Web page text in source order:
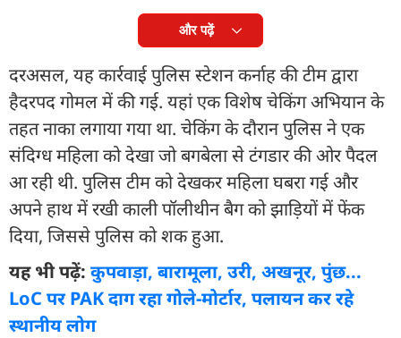
और पढ़ें
दरअसल, यह कार्रवाई पुलिस स्टेशन कर्नाह की टीम द्वारा
हैदरपद गोमल में की गई. यहां एक विशेष चेकिंग अभियान के
तहत नाका लगाया गया था. चेकिंग के दौरान पुलिस ने एक
संदिग्ध महिला को देखा जो बगबेला से टंगडार की ओर पैदल
आ रही थी. पुलिस टीम को देखकर महिला घबरा गई और
अपने हाथ में रखी काली पॉलीथीन बैग को झाड़ियों में फेंक
दिया, जिससे पुलिस को शक हुआ.
यह भी पढ़ें: कुपवाड़ा, बारामूला, उरी, अखनूर, पुंछ...
LoC पर PAK दाग रहा गोले-मोर्टार, पलायन कर रहे
स्थानीय लोग